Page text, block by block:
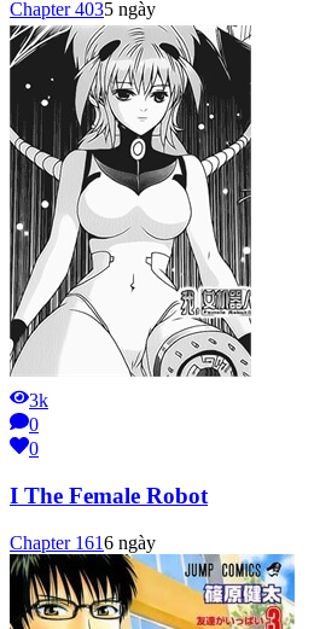
Chapter4035 ngày
3k
0
0
I The Female Robot
Chapter 1616 ngày